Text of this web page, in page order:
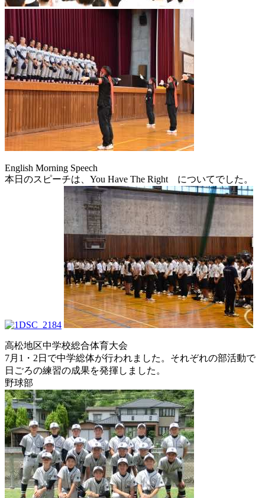
English Morning Speech
本日のスピーチは、You Have The Right についてでした。
高松地区中学校総合体育大会
7月1・2日で中学総体が行われました。それぞれの部活動で
日ごろの練習の成果を発揮しました。
野球部